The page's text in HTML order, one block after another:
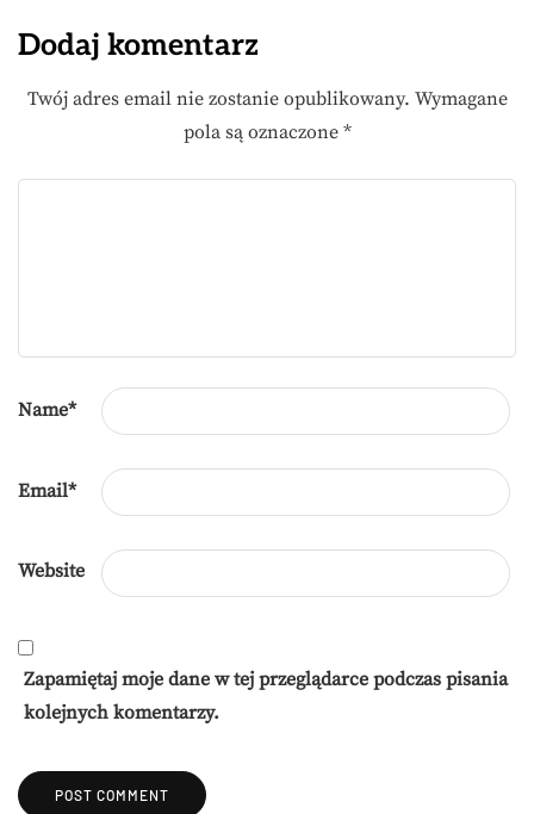
Dodaj komentarz
Twój adres email nie zostanie opublikowany. Wymagane
pola są oznaczone *
Name*
Email*
Website
Zapamiętaj moje dane w tej przeglądarce podczas pisania
kolejnych komentarzy.